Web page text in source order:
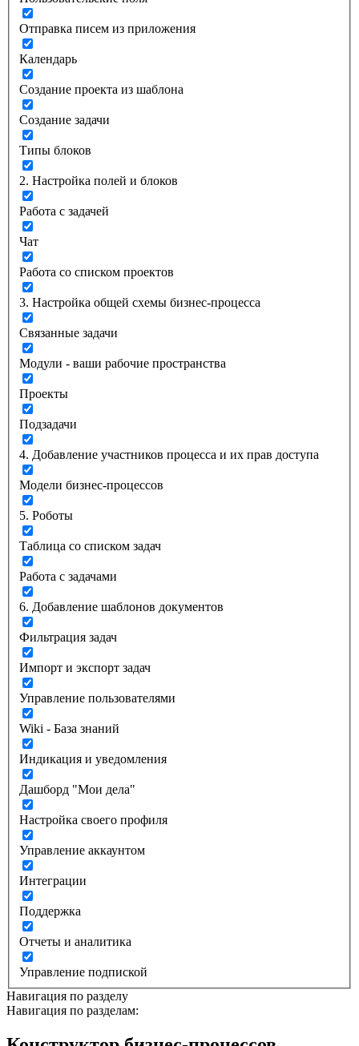
Отправка писем из приложения
Календарь
Создание проекта из шаблона
Создание задачи
Типы блоков
2. Настройка полей и блоков
Работа с задачей
Чат
Работа со списком проектов
3. Настройка общей схемы бизнес-процесса
Связанные задачи
Модули - ваши рабочие пространства
Проекты
Подзадачи
4. Добавление участников процесса и их прав доступа
Модели бизнес-процессов
5. Роботы
Таблица со списком задач
Работа с задачами
6. Добавление шаблонов документов
Фильтрация задач
Импорт и экспорт задач
Управление пользователями
Wiki - База знаний
Индикация и уведомления
Дашборд "Мои дела"
Настройка своего профиля
Управление аккаунтом
Интеграции
Поддержка
Отчеты и аналитика
Управление подпиской
Навигация по разделу
Навигация по разделам: